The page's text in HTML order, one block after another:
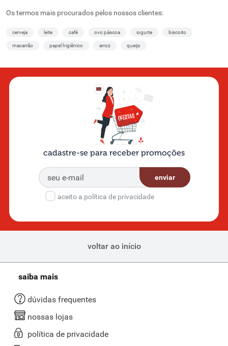
Os termos mais procurados pelos nossos clientes:
cerveja leite café ovo páscoa iogurte biscoito
macarrão papel higiênico arroz queijo
cadastre-se para receber promoções
enviar
aceito a política de privacidade
voltar ao início
saiba mais
dúvidas frequentes
nossas lojas
política de privacidade